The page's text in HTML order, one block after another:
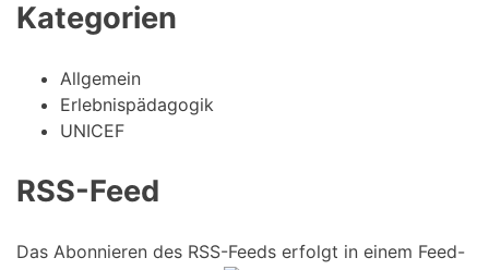
Kategorien
Allgemein
Erlebnispädagogik
UNICEF
RSS-Feed
Das Abonnieren des RSS-Feeds erfolgt in einem Feed-